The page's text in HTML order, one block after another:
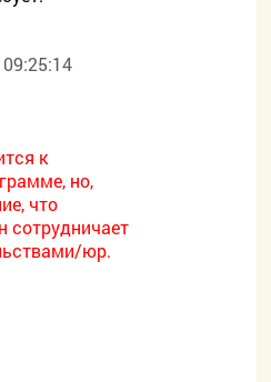
к
но,
что
сотрудничает
юр.